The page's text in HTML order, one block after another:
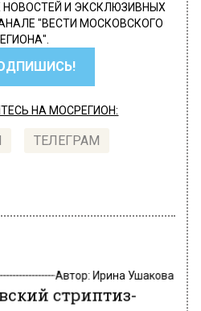
И ЭКСКЛЮЗИВНЫХ
"ВЕСТИ МОСКОВСКОГО
НА МОСРЕГИОН:
ТЕЛЕГРАМ
Автор:Ирина Ушакова
стриптиз-